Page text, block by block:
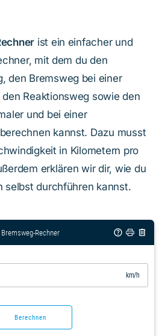
ist ein einfacher und
mit dem du den
den Bremsweg bei einer
Reaktionsweg sowie den
und bei einer
kannst. Dazu musst
in Kilometern pro
erklären wir dir, wie du
selbst durchführen kannst.
Bremsweg-Rechner
km/h
Berechnen